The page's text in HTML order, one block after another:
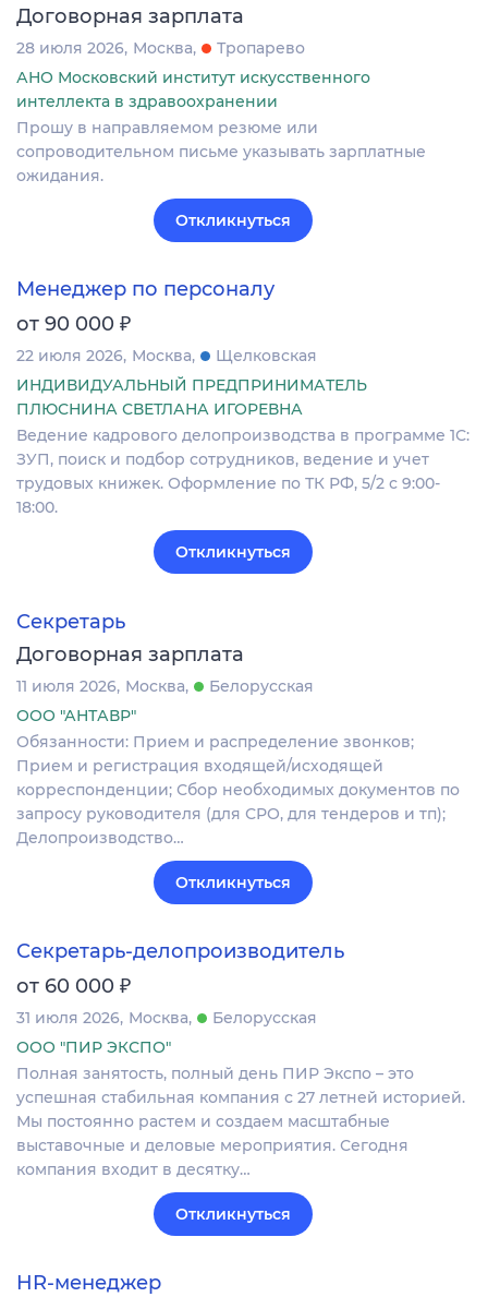
Договорная зарплата
28 июля 2026 Москва
Тропарево
АНО Московский институт искусственного
интеллекта в здравоохранении
Прошу в направляемом резюме или
сопроводительном письме указывать зарплатные
ожидания.
Откликнуться
Менеджер по персоналу
от 90 000 ₽
22 июля 2026 Москва
Щелковская
ИНДИВИДУАЛЬНЫЙ ПРЕДПРИНИМАТЕЛЬ
ПЛЮСНИНА СВЕТЛАНА ИГОРЕВНА
Ведение кадрового делопроизводства в программе 1С:
ЗУП, поиск и подбор сотрудников, ведение и учет
трудовых книжек. Оформление по ТК РФ, 5/2 с 9:00-
18:00.
Откликнуться
Секретарь
Договорная зарплата
11 июля 2026 Москва
Белорусская
ООО "АНТАВР"
Обязанности: Прием и распределение звонков;
Прием и регистрация входящей/исходящей
корреспонденции; Сбор необходимых документов по
запросу руководителя (для СРО, для тендеров и тп);
Делопроизводство…
Откликнуться
Секретарь-делопроизводитель
от 60 000 ₽
31 июля 2026 Москва
Белорусская
ООО "ПИР ЭКСПО"
Полная занятость, полный день ПИР Экспо – это
успешная стабильная компания с 27 летней историей.
Мы постоянно растем и создаем масштабные
выставочные и деловые мероприятия. Сегодня
компания входит в десятку…
Откликнуться
HR-менеджер